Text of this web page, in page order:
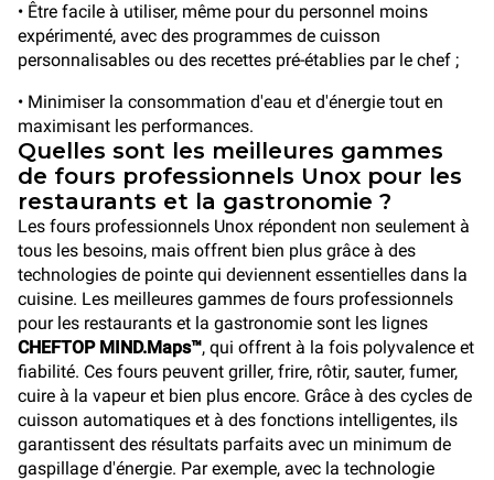
• Être facile à utiliser, même pour du personnel moins
expérimenté, avec des programmes de cuisson
personnalisables ou des recettes pré-établies par le chef ;
• Minimiser la consommation d'eau et d'énergie tout en
maximisant les performances.
Quelles sont les meilleures gammes
de fours professionnels Unox pour les
restaurants et la gastronomie ?
Les fours professionnels Unox répondent non seulement à
tous les besoins, mais offrent bien plus grâce à des
technologies de pointe qui deviennent essentielles dans la
cuisine. Les meilleures gammes de fours professionnels
pour les restaurants et la gastronomie sont les lignes
CHEFTOP MIND.Maps™, qui offrent à la fois polyvalence et
fiabilité. Ces fours peuvent griller, frire, rôtir, sauter, fumer,
cuire à la vapeur et bien plus encore. Grâce à des cycles de
cuisson automatiques et à des fonctions intelligentes, ils
garantissent des résultats parfaits avec un minimum de
gaspillage d'énergie. Par exemple, avec la technologie